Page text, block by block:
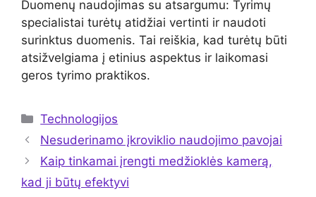
Duomenų naudojimas su atsargumu: Tyrimų
specialistai turėtų atidžiai vertinti ir naudoti
surinktus duomenis. Tai reiškia, kad turėtų būti
atsižvelgiama į etinius aspektus ir laikomasi
geros tyrimo praktikos.
Kategorijos
Technologijos
Nesuderinamo įkroviklio naudojimo pavojai
Kaip tinkamai įrengti medžioklės kamerą,
kad ji būtų efektyvi